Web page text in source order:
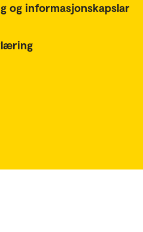
og informasjonskapslar